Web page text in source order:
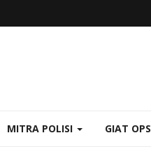
MITRA POLISI GIAT OPS